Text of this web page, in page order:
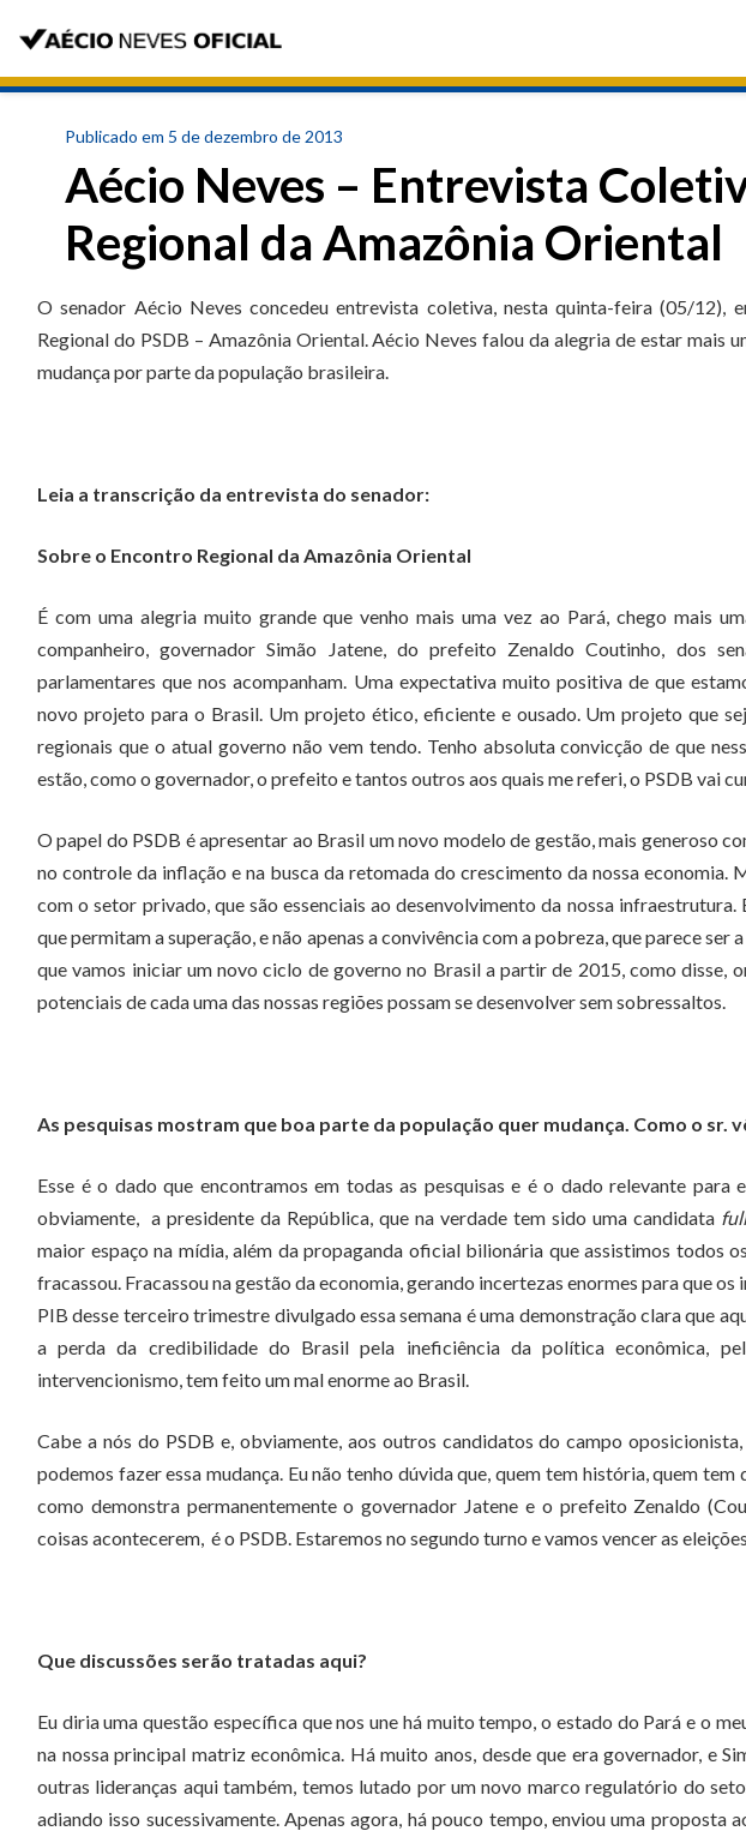
Publicado em 5 de dezembro de 2013
Aécio Neves – Entrevista
Regional da Amazônia Oriental
O senador Aécio Neves concedeu entrevista coletiva, nesta quinta-feira (05/12),
Regional do PSDB – Amazônia Oriental. Aécio Neves falou da alegria de estar mais
mudança por parte da população brasileira.
Leia a transcrição da entrevista do senador:
Sobre o Encontro Regional da Amazônia Oriental
É com uma alegria muito grande que venho mais uma vez ao Pará, chego mais
companheiro, governador Simão Jatene, do prefeito Zenaldo Coutinho, dos
parlamentares que nos acompanham. Uma expectativa muito positiva de que
novo projeto para o Brasil. Um projeto ético, eficiente e ousado. Um projeto que
regionais que o atual governo não vem tendo. Tenho absoluta convicção de que
estão, como o governador, o prefeito e tantos outros aos quais me referi, o PSDB vai
O papel do PSDB é apresentar ao Brasil um novo modelo de gestão, mais generoso
no controle da inflação e na busca da retomada do crescimento da nossa economia.
com o setor privado, que são essenciais ao desenvolvimento da nossa
que permitam a superação, e não apenas a convivência com a pobreza, que parece
que vamos iniciar um novo ciclo de governo no Brasil a partir de 2015, como disse,
potenciais de cada uma das nossas regiões possam se desenvolver sem sobressaltos.
As pesquisas mostram que boa parte da população quer mudança. Como o sr.
Esse é o dado que encontramos em todas as pesquisas e é o dado relevante para
obviamente, a presidente da República, que na verdade tem sido uma candidata
maior espaço na mídia, além da propaganda oficial bilionária que assistimos todos
fracassou. Fracassou na gestão da economia, gerando incertezas enormes para que
PIB desse terceiro trimestre divulgado essa semana é uma demonstração clara que
a perda da credibilidade do Brasil pela ineficiência da política econômica,
intervencionismo, tem feito um mal enorme ao Brasil.
Cabe a nós do PSDB e, obviamente, aos outros candidatos do campo
podemos fazer essa mudança. Eu não tenho dúvida que, quem tem história, quem
como demonstra permanentemente o governador Jatene e o prefeito Zenaldo
coisas acontecerem, é o PSDB. Estaremos no segundo turno e vamos vencer as
Que discussões serão tratadas aqui?
Eu diria uma questão específica que nos une há muito tempo, o estado do Pará e o
na nossa principal matriz econômica. Há muito anos, desde que era governador, e
outras lideranças aqui também, temos lutado por um novo marco regulatório do
adiando isso sucessivamente. Apenas agora, há pouco tempo, enviou uma proposta